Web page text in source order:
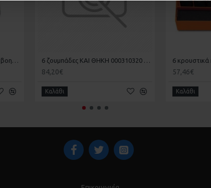
10 καρυδάκια πολύγωνα και 7 βοηθητικά εξαρτήματα, για αεροναυτική συντήρηση 1/4 BETA 009000982 6 ζουμπάδες ΚΑΙ ΘΗΚΗ 000310320 BETA
84,20€
Καλάθι
57,46€
Καλάθι